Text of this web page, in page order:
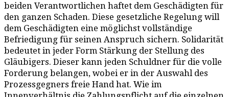
beiden Verantwortlichen haftet dem Geschädigten für
den ganzen Schaden. Diese gesetzliche Regelung will
dem Geschädigten eine möglichst vollständige
Befriedigung für seinen Anspruch sichern. Solidarität
bedeutet in jeder Form Stärkung der Stellung des
Gläubigers. Dieser kann jeden Schuldner für die volle
Forderung belangen, wobei er in der Auswahl des
Prozessgegners freie Hand hat. Wie im